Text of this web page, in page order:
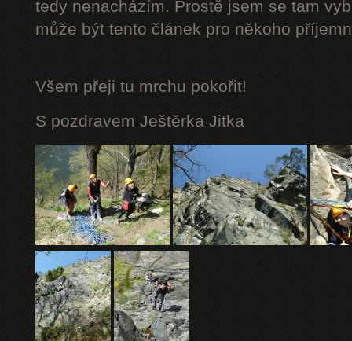
tedy nenacházím. Prostě jsem se tam
může být tento článek pro někoho
Všem přeji tu mrchu pokořit!
S pozdravem Ještěrka Jitka